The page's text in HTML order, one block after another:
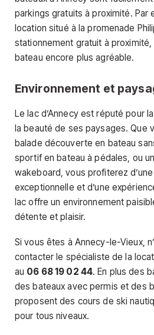
parkings gratuits à proximité. Par
location situé à la promenade
stationnement gratuit à
bateau encore plus agréable.
Environnement et
Le lac d’Annecy est réputé pour
la beauté de ses paysages. Que
balade découverte en bateau
sportif en bateau à pédales, ou
wakeboard, vous profiterez
exceptionnelle et d’une
lac offre un environnement
détente et plaisir.
Si vous êtes à Annecy-le-Vieux,
contacter le spécialiste de la
au 06 68 19 02 44. En plus des
des bateaux avec permis et des
proposent des cours de ski
pour tous niveaux.